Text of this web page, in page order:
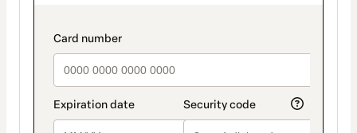
payment_data.section_title_v2
method